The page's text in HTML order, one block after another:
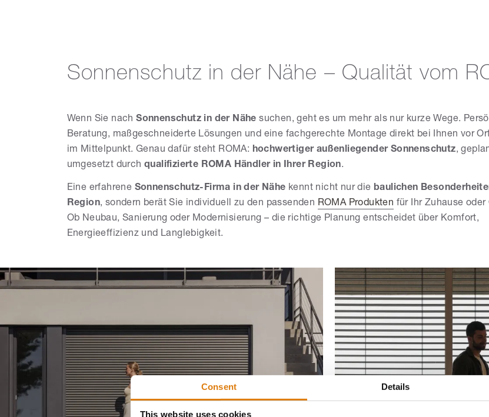
Consent Details
This website uses cookies
Sonnenschutz in der Nähe – Qualität vom
Wenn Sie nachSonnenschutz in der Nähe suchen, geht es um mehr als nur kurze Wege.
Beratung, maßgeschneiderte Lösungen und eine fachgerechte Montage direkt bei Ihnen vor
im Mittelpunkt. Genau dafür steht ROMA: hochwertiger außenliegender Sonnenschutz,
umgesetzt durchqualifizierte ROMA Händler in Ihrer Region.
Eine erfahrene Sonnenschutz-Firma in der Nähe kennt nicht nur die baulichen
Region, sondern berät Sie individuell zu den passenden ROMA Produkten für Ihr Zuhause oder
Ob Neubau, Sanierung oder Modernisierung – die richtige Planung entscheidet über Komfort,
Energieeffizienz und Langlebigkeit.